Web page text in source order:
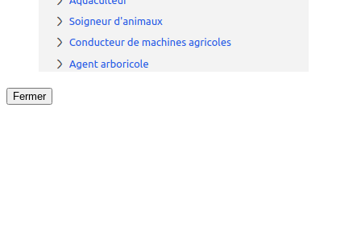
Fermer